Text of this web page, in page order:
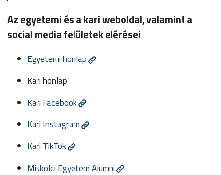
Az egyetemi és a kari weboldal, valamint a
social media felületek elérései
Egyetemi honlap
Kari honlap
Kari Facebook
Kari Instagram
Kari TikTok
Miskolci Egyetem Alumni